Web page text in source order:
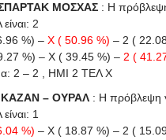
ΜΟΣΧΑΣ : Η
2
%) – X ( 50.96 %) – 2 (
%) – X ( 39.45 %) – 2 (
2 – 2 , ΗΜΙ 2 ΤΕΛ X
– ΟΥΡΑΛ : Η πρόβλεψη
1
%) – X ( 18.87 %) – 2 (